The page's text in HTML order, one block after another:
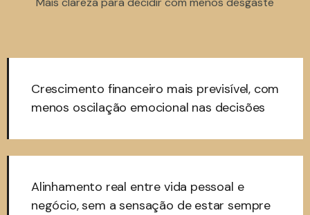
Crescimento financeiro mais previsível, com
menos oscilação emocional nas decisões
Alinhamento real entre vida pessoal e
negócio, sem a sensação de estar sempre